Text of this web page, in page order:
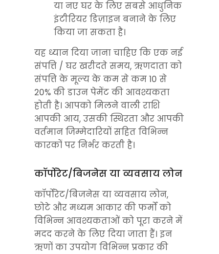
या नए घर के लिए सबसे आधुनिक
इंटीरियर डिज़ाइन बनाने के लिए
किया जा सकता है।
यह ध्यान दिया जाना चाहिए कि एक नई
संपत्ति / घर खरीदते समय, ऋणदाता को
संपत्ति के मूल्य के कम से कम 10 से
20% की डाउन पेमेंट की आवश्यकता
होती है। आपको मिलने वाली राशि
आपकी आय, उसकी स्थिरता और आपकी
वर्तमान जिम्मेदारियों सहित विभिन्न
कारकों पर निर्भर करती है।
कॉर्पोरेट/बिजनेस या व्यवसाय लोन
कॉर्पोरेट/बिजनेस या व्यवसाय लोन,
छोटे और मध्यम आकार की फर्मों को
विभिन्न आवश्यकताओं को पूरा करने में
मदद करने के लिए दिया जाता हैं। इन
ऋणों का उपयोग विभिन्न प्रकार की